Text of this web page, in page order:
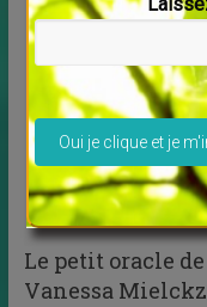
Le petit oracle
Vanessa
Veuillez laisser ce